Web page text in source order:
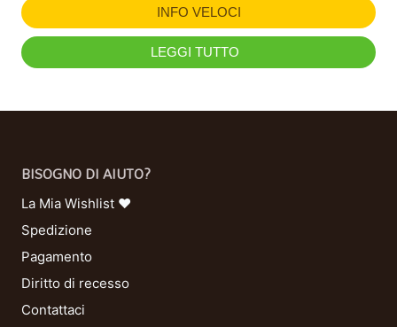
INFO VELOCI
LEGGI TUTTO
BISOGNO DI AIUTO?
La Mia Wishlist ❤
Spedizione
Pagamento
Diritto di recesso
Contattaci